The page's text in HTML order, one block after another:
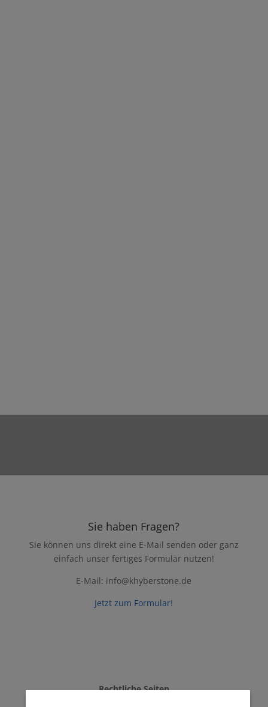
Sie haben Fragen?
Sie können uns direkt eine E-Mail senden oder ganz
einfach unser fertiges Formular nutzen!
E-Mail: info@khyberstone.de
Jetzt zum Formular!
Rechtliche Seiten